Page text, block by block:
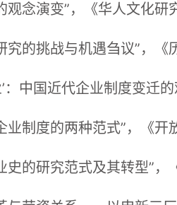
观念演变”，《华人文化研
究的挑战与机遇刍议”，《
’：中国近代企业制度变
业制度的两种范式”，《开
史的研究范式及其转型”